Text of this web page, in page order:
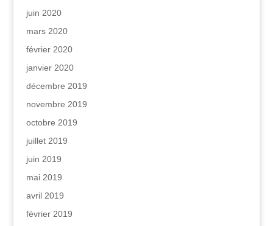
juin 2020
mars 2020
février 2020
janvier 2020
décembre 2019
novembre 2019
octobre 2019
juillet 2019
juin 2019
mai 2019
avril 2019
février 2019